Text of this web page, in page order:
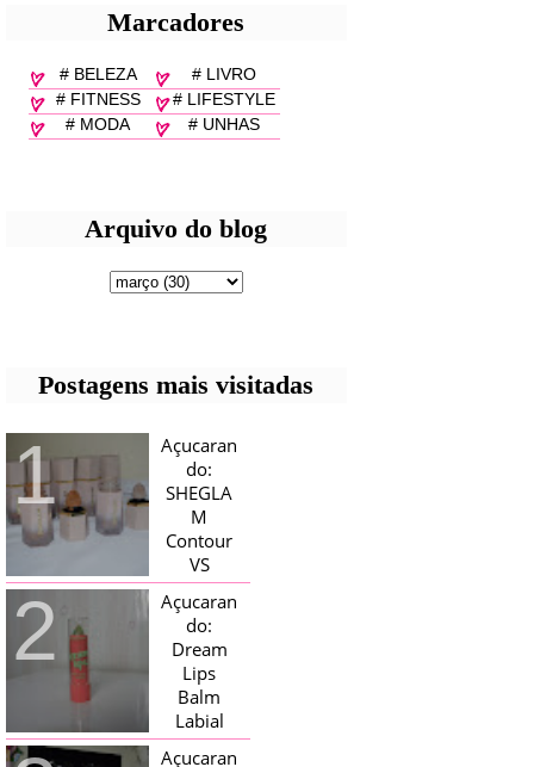
Marcadores
# BELEZA
# LIVRO
# FITNESS
# LIFESTYLE
# MODA
# UNHAS
Arquivo do blog
Postagens mais visitadas
Açucaran
do:
SHEGLA
M
Contour
VS
Bronzer!
HELLO AÇUCARADAS, E NESTE
MÊS CHEGOU AQUI EM CASA UMA
CAIXA RECHEADA DE SHEGLAM,
TINHA BLUSH, ILUMINADORES E
TODOS OS BRONZER E
CONTORNOS ...
Açucaran
do:
Dream
Lips
Balm
Labial
Magico
Açucaran